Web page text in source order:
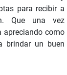
para recibir a
Que una vez
apreciando como
brindar un buen